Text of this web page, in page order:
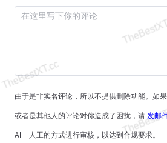
由于是非实名评论，所以不提供删除功能。如
或者是其他人的评论对你造成了困扰，请 发邮
AI + 人工的方式进行审核，以达到合规要求。